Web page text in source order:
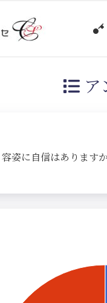
姿に自信はあります